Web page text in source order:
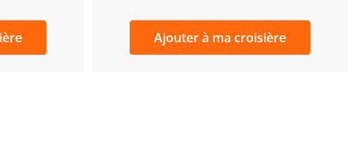
Ajouter à ma croisière